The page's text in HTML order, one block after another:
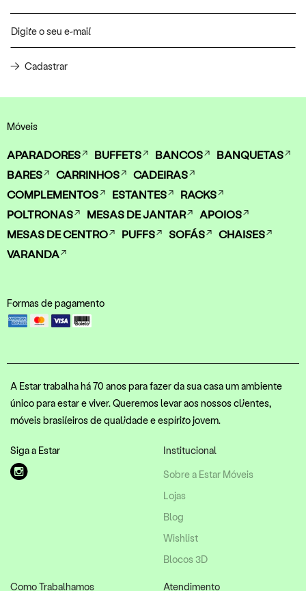
Cadastrar
Móveis
APARADORES BUFFETS BANCOS
BANQUETAS
BARES
CARRINHOS
CADEIRAS
COMPLEMENTOS
ESTANTES
RACKS
POLTRONAS
MESAS DE JANTAR
APOIOS
MESAS DE CENTRO
PUFFS SOFÁS
CHAISES
VARANDA
Formas de pagamento
A Estar trabalha há 70 anos para fazer da sua casa um ambiente
único para estar e viver. Queremos levar aos nossos clientes,
móveis brasileiros de qualidade e espírito jovem.
Como Trabalhamos
Institucional
Sobre a Estar Móveis
Lojas
Blog
Wishlist
Blocos 3D
Atendimento
Siga a Estar